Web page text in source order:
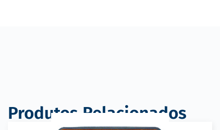
Produtos Relacionados